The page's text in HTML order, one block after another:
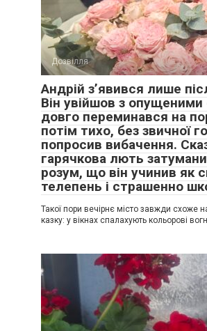
Дозвілля
Андрій з’явився лише
Він увійшов з
довго переминався на
потім тихо, без звичної
попросив вибачення.
гарячкова лють
розум, що він учинив як
телепень і страшенно
Такої пори вечірнє місто завжди схоже
казку: у вікнах спалахують кольорові